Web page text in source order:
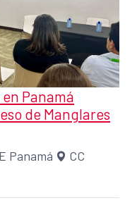
Panamá
de Manglares
Panamá
CC